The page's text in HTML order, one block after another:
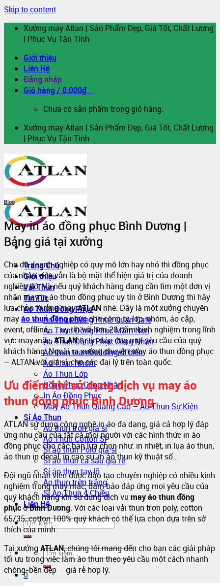
Skip to content
Xưởng may Atlan | Sản Phẩm Đẹp, Giá Tốt, Chất Lượng
| Phục Vụ Tận Tình
Giới thiệu
Liên Hệ
Đăng nhập
Giỏ hàng / 0.000₫
Chưa có sản phẩm trong giỏ hàng.
Xưởng may Atlan | Sản Phẩm Đẹp, Giá Tốt, Chất Lượng
| Phục Vụ Tận Tình
Trang Chủ
Giới thiệu
Vải Thun
Tin Tức
Áo Thun Đồng Phục
Áo Thun Đồng Phục Quán Cafe
Áo Thun Đồng Phục Mầm Non
Áo Thun Đồng Phục Công Nhân
Áo thun teambuilding đi biển
Áo Thun Nhóm
Áo Thun Lớp
Đồng Phục Công Nhân
In Áo Đồng Phục
May Áo Thun Quảng Cáo – Áo Thun Sự Kiện
Sỉ Áo Thun
Áo thun trơn giá sỉ
Áo Thun Cotton Sỉ
Sỉ áo thun Polo giá sỉ
Sỉ áo thun cá sấu giá rẻ
Sỉ áo thun tay lỡ
Áo thun trơn trắng
Sỉ Áo Thun 4 Chiều
Liên Hệ
0
Blog
May in áo đồng phục Bình Dương |
Bảng giá tại xưởng
Cho dù doanh nghiệp có quy mô lớn hay nhỏ thì đồng phục
của nhân viên vẫn là bộ mặt thể hiện giá trị của doanh
nghiệp đó. Và nếu quý khách hàng đang cần tìm một đơn vị
nhận may in áo thun đồng phục uy tín ở Bình Dương thì hãy
lựa chọn Xưởng mayATLAN nhé. Đây là một xưởng chuyên
mayáo thun đồng phụccho công ty, lớp, nhóm, áo cặp,
event, offline, … uy tín với hơn 20 năm kinh nghiệm trong lĩnh
vực may mặc,ATLANtự tin đáp ứng mọi yêu cầu của quý
khách hàng. Ngoài ra xưởng chuyên may áo thun đồng phục
– ALTAN với giá sỉ, cho các đại lý trên toàn quốc.
Ưu điểm khi sử dụng dịch vụ may áo
thun đồng phục Bình Dương
ATLAN sử dụng công nghệ in áo đa dạng, giá cả hợp lý đáp
ứng nhu cầu của tất cả mọi người với các hình thức in áo
đồng phục cho các bạn lựa chọn như: in nhiệt, in lụa áo thun,
áo thun in decal, in cao su, in áo thun kỹ thuật số…
Đội ngũ nhân viên được đào tạo chuyên nghiệp có nhiều kinh
nghiệm trong may mặc, đảm bảo đáp ứng mọi yêu cầu của
quý khách hàng khi sử dụng dịch vụ may áo thun đồng
phụcởBình Dương. Với các loại vải thun trơn poly, cotton
65/35, cotton 100% quý khách có thể lựa chọn dựa trên sở
thích của mình.
Tại xưởng ATLAN, chúng tôi mang đến cho bạn các giải pháp
tối ưu trong việc làm áo thun theo yêu cầu một cách nhanh
chóng-bền đẹp – giá rẻ hợp lý.